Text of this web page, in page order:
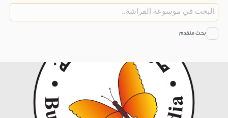
بحث متقدم